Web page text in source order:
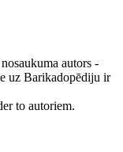
autors -
uz Barikadopēdiju ir
to autoriem.